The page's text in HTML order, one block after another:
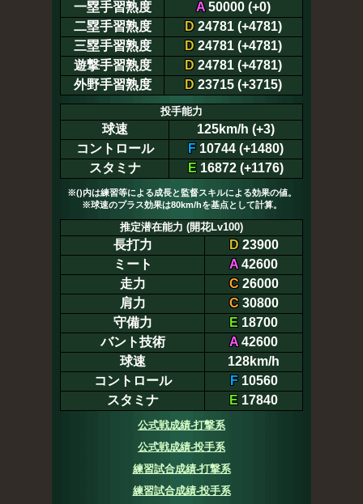
一塁手習熟度
A50000 (+0)
二塁手習熟度
D 24781 (+4781)
三塁手習熟度
D 24781 (+4781)
遊撃手習熟度
D 24781 (+4781)
外野手習熟度
D 23715 (+3715)
投手能力
球速
125km/h (+3)
コントロール
F 10744 (+1480)
スタミナ
E 16872 (+1176)
※()内は練習等による成長と監督スキルによる効果の値。
※球速のプラス効果は80km/hを基点として計算。
推定潜在能力 (開花Lv100)
長打力 D23900
ミート
A42600
走力
C26000
肩力
C30800
守備力
E 18700
バント技術
A42600
球速
128km/h
コントロール
F10560
スタミナ
E 17840
公式戦成績-打撃系
公式戦成績-投手系
練習試合成績-打撃系
練習試合成績-投手系